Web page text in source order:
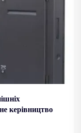
керівництво